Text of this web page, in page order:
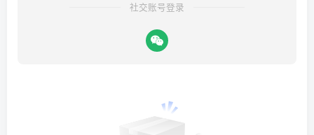
社交账号登录